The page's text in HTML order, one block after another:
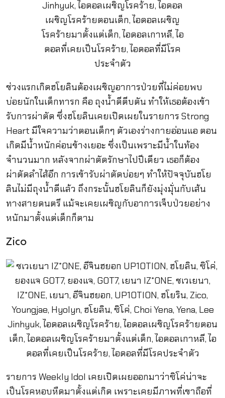
ช่วงแรกเกิดฮโยลินต้องเผชิญอาการป่วยที่ไม่ค่อยพบ
บ่อยนักในเด็กทารก คือ ถุงน้ำดีตีบตัน ทำให้เธอต้องเข้า
รับการผ่าตัด ซึ่งฮโยลินเคยเปิดเผยในรายการ Strong
Heart มีใจความว่าตอนเด็กๆ ตัวเองร่างกายอ่อนแอ ตอน
เกิดมีน้ำหนักค่อนข้างเยอะ ซึ่งเป็นเพราะมีน้ำในท้อง
จำนวนมาก หลังจากผ่าตัดรักษาไปปีเดียว เธอก็ต้อง
ผ่าตัดลำไส้อีก การเข้ารับผ่าตัดบ่อยๆ ทำให้ปัจจุบันฮโย
ลินไม่มีถุงน้ำดีแล้ว ถึงกระนั้นฮโยลินก็ยังมุ่งมุั่นกับเส้น
ทางสายดนตรี แม้จะเคยเผชิญกับอาการเจ็บป่วยอย่าง
หนักมาตั้งแต่เด็กก็ตาม
Zico
รายการ Weekly Idol เคยเปิดเผยออกมาว่าซิโค่น่าจะ
เป็นโรคหอบหืดมาตั้งแต่เกิด เพราะเคยมีภาพที่เขาถือที่